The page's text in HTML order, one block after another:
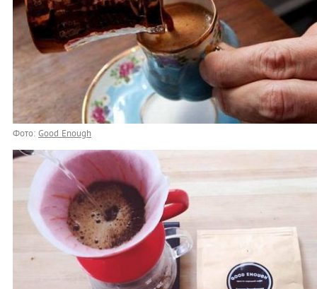
Фото: Good Enough